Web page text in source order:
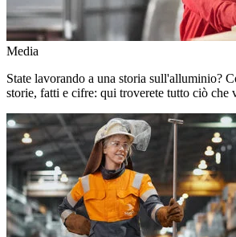
Media
State lavorando a una storia sull'alluminio?
storie, fatti e cifre: qui troverete tutto ciò che